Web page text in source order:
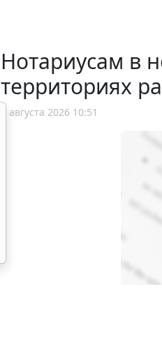
Нотариусам в
территориях
5 августа 2026 10:51